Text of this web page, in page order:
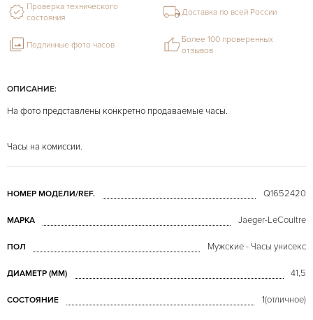
ОПИСАНИЕ:
На фото представлены конкретно продаваемые часы.
Часы на комиссии.
НОМЕР МОДЕЛИ/REF. Q1652420
МАРКА Jaeger-LeCoultre
ПОЛ Мужские - Часы унисекс
ДИАМЕТР (MM) 41,5
СОСТОЯНИЕ 1(отличное)
Проверка технического
состояния
Доставка по всей России
Подлинные фото часов
Более 100 проверенных
отзывов